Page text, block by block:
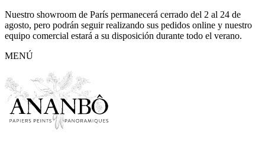
Nuestro showroom de París permanecerá cerrado del 2 al 24 de
agosto, pero podrán seguir realizando sus pedidos online y nuestro
equipo comercial estará a su disposición durante todo el verano.
MENÚ